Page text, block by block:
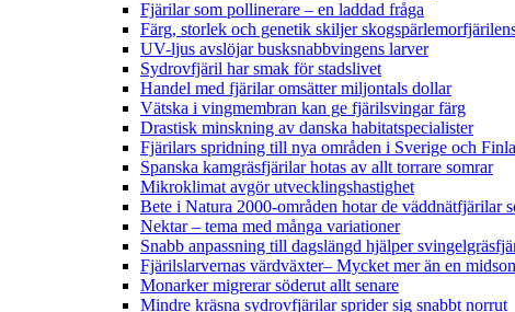
Fjärilar som pollinerare – en laddad fråga
Färg, storlek och genetik skiljer
UV-ljus avslöjar busksnabbvingens larver
Sydrovfjäril har smak för stadslivet
Handel med fjärilar omsätter miljontals dollar
Vätska i vingmembran kan ge fjärilsvingar färg
Drastisk minskning av danska habitatspecialister
Fjärilars spridning till nya områden i Sverige och
Spanska kamgräsfjärilar hotas av allt torrare somrar
Mikroklimat avgör utvecklingshastighet
Bete i Natura 2000-områden hotar de väddnätfjärilar
Nektar – tema med många variationer
Snabb anpassning till dagslängd hjälper
Fjärilslarvernas värdväxter– Mycket mer än en
Monarker migrerar söderut allt senare
Mindre kräsna sydrovfjärilar sprider sig snabbt norrut